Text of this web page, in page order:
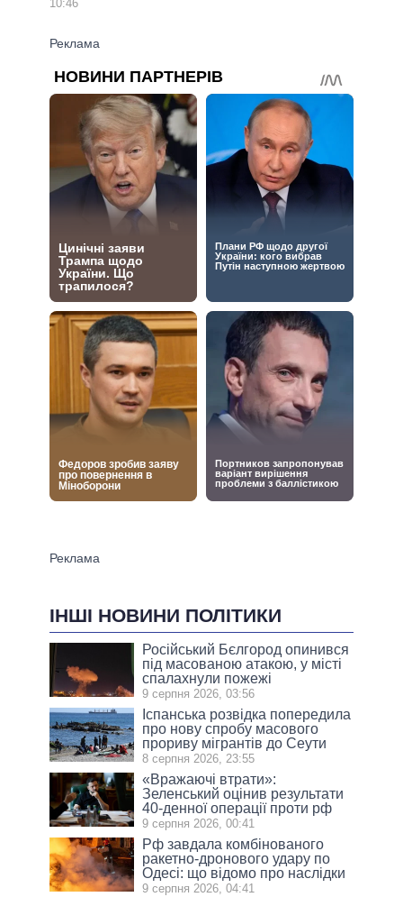
10:46
ІНШІ НОВИНИ ПОЛІТИКИ
Російський Бєлгород опинився
під масованою атакою, у місті
спалахнули пожежі
9 серпня 2026, 03:56
Іспанська розвідка попередила
про нову спробу масового
прориву мігрантів до Сеути
8 серпня 2026, 23:55
«Вражаючі втрати»:
Зеленський оцінив результати
40-денної операції проти рф
9 серпня 2026, 00:41
Рф завдала комбінованого
ракетно-дронового удару по
Одесі: що відомо про наслідки
9 серпня 2026, 04:41